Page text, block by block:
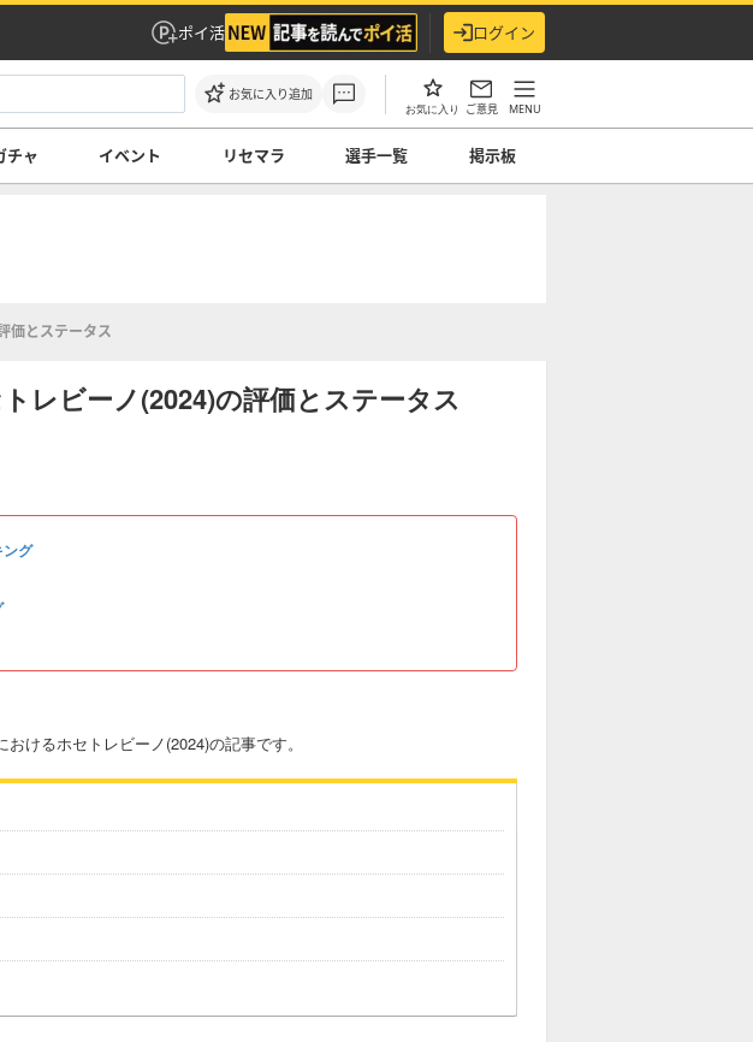
ポイ活 ログイン
お気に入り追加
お気に入り ご意見 MENU
チャ イベント リセマラ 選手一覧 掲示板
価とステータス
レビーノ(2024)の評価とステータス
グ
けるホセトレビーノ(2024)の記事です。